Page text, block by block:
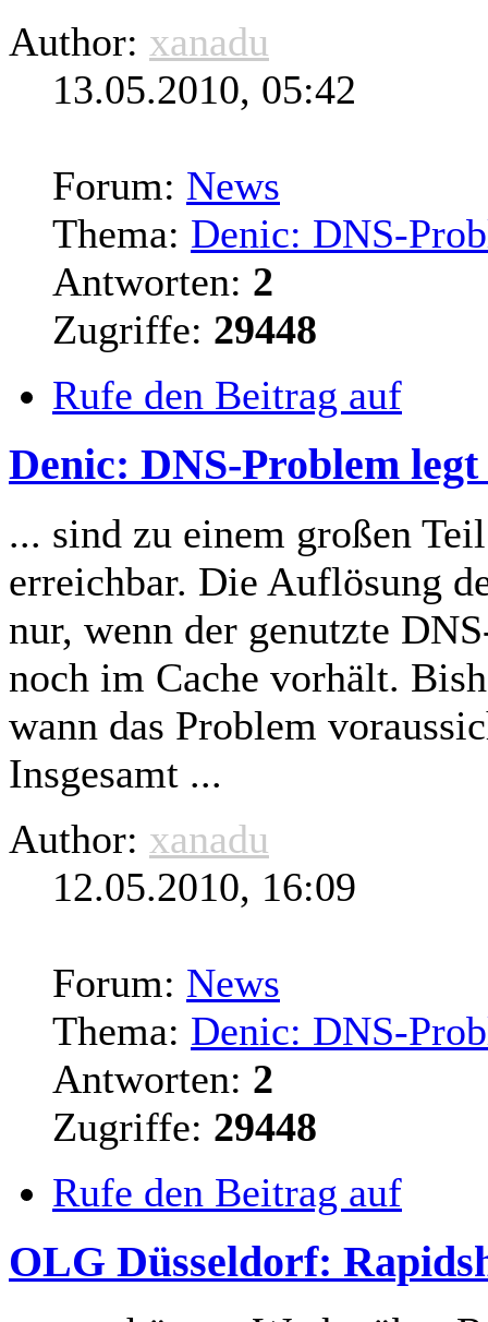
Author: xanadu
13.05.2010, 05:42
Forum: News
Thema: Denic: DNS-
Antworten: 2
Zugriffe: 29448
Rufe den Beitrag auf
Denic: DNS-Problem
... sind zu einem großen
erreichbar. Die Auflösung
nur, wenn der genutzte
noch im Cache vorhält.
wann das Problem
Insgesamt ...
Author: xanadu
12.05.2010, 16:09
Forum: News
Thema: Denic: DNS-
Antworten: 2
Zugriffe: 29448
Rufe den Beitrag auf
OLG Düsseldorf: